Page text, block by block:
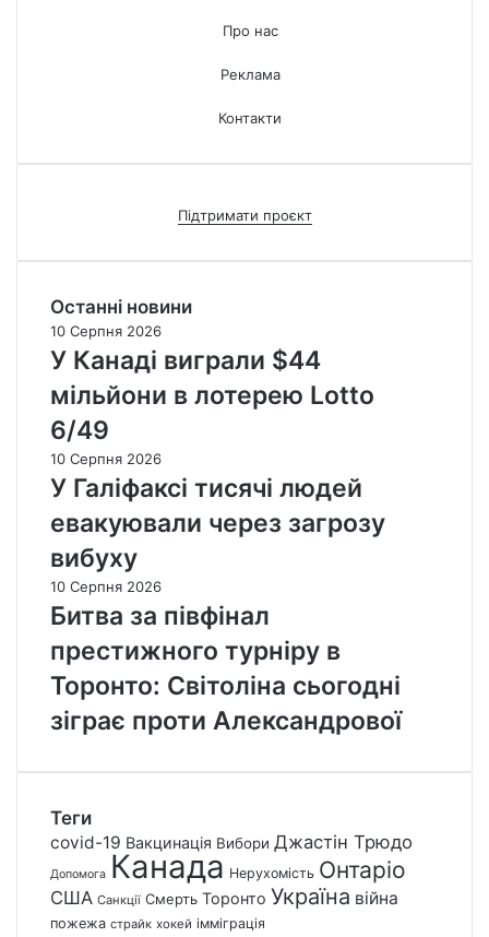
Про нас
Реклама
Контакти
Підтримати проєкт
Останні новини
10 Серпня 2026
У Канаді виграли $44
мільйони в лотерею Lotto
6/49
10 Серпня 2026
У Галіфаксі тисячі людей
евакуювали через загрозу
вибуху
10 Серпня 2026
Битва за півфінал
престижного турніру в
Торонто: Світоліна сьогодні
зіграє проти Александрової
Теги
covid-19 Вакцинація Вибори Джастін Трюдо
Допомога Канада Нерухомість Онтаріо
США Санкції Смерть Торонто Україна війна
пожежа страйк хокей імміграція